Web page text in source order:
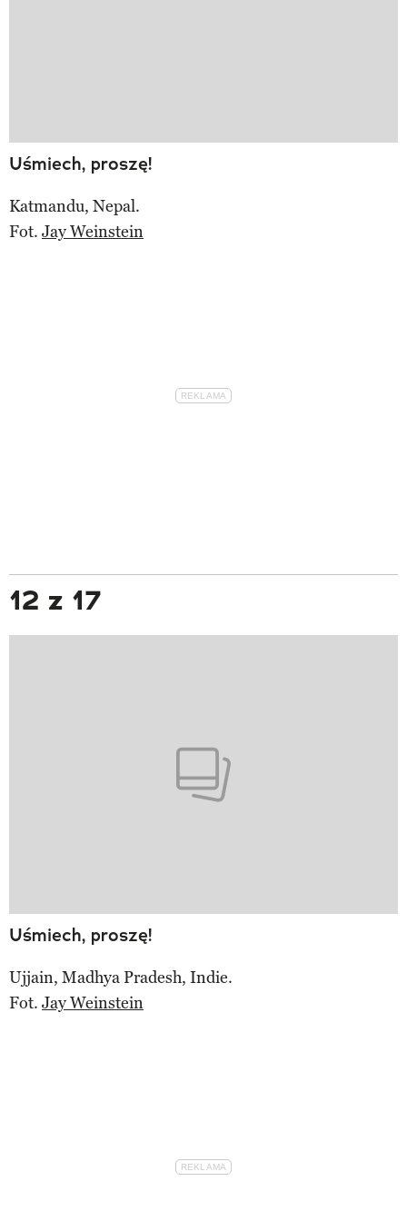
Uśmiech, proszę!
Katmandu, Nepal.
Fot. Jay Weinstein
12 z 17
Uśmiech, proszę!
Ujjain, Madhya Pradesh, Indie.
Fot. Jay Weinstein